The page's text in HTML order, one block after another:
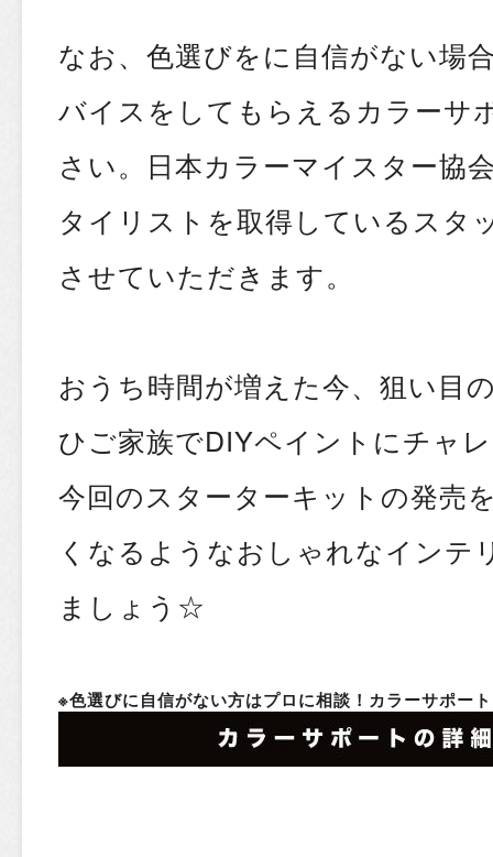
なお、色選びをに自信がない場
バイスをしてもらえるカラーサ
さい。日本カラーマイスター協
タイリストを取得しているスタ
させていただきます。
おうち時間が増えた今、狙い目
ひご家族でDIYペイントにチャ
今回のスターターキットの発売
くなるようなおしゃれなインテ
ましょう☆
※色選びに自信がない方はプロに相談！カラーサポート